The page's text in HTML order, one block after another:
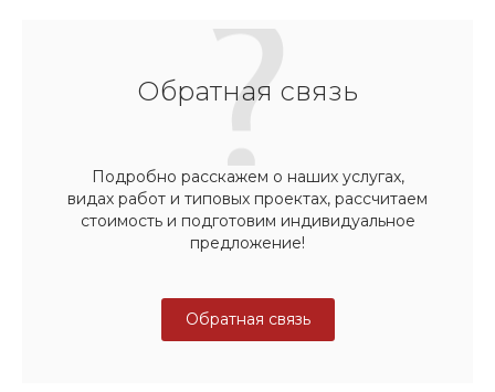
Обратная связь
Подробно расскажем о наших услугах,
видах работ и типовых проектах, рассчитаем
стоимость и подготовим индивидуальное
предложение!
Обратная связь